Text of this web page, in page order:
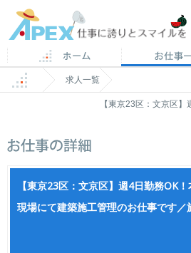
求人一覧
【東京23区：文京区
【東京23区：文京区】週4日勤務OK
現場にて建築施工管理のお仕事です／